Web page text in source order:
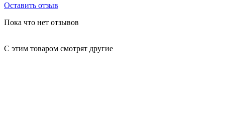
Оставить отзыв
Пока что нет отзывов
С этим товаром смотрят другие